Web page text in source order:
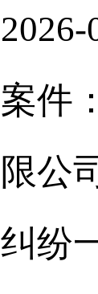
2026-
案件
限公
纠纷